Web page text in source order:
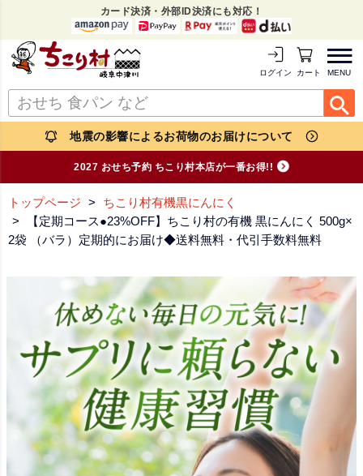
カード決済・外部ID決済にも対応！
MENU
ログイン カートを見る
地震の影響によるお荷物のお届けについて
2027 おせち予約 ちこり村本店が一番お得!!
トップページ
ちこり村有機黒にんにく
【定期コース●23%OFF】ちこり村の有機 黒にんにく 500g×
2袋 （バラ）定期的にお届け◆送料無料・代引手数料無料